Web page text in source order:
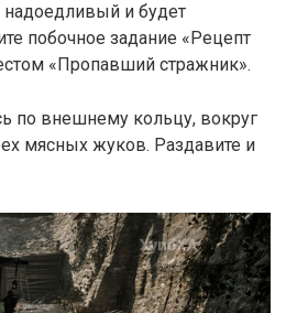
надоедливый и будет
побочное задание «Рецепт
«Пропавший стражник».
по внешнему кольцу, вокруг
мясных жуков. Раздавите и